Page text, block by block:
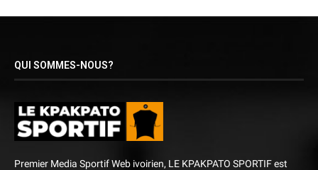
QUI SOMMES-NOUS?
Premier Media Sportif Web ivoirien, LE KPAKPATO SPORTIF est